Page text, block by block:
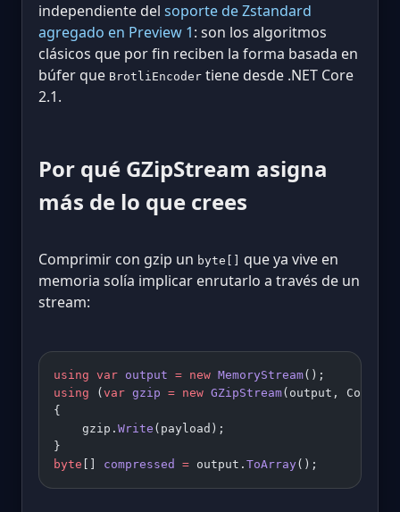
independiente del soporte de Zstandard
agregado en Preview 1: son los algoritmos
clásicos que por fin reciben la forma basada en
búfer que BrotliEncoder tiene desde .NET Core
2.1.
Por qué GZipStream asigna
más de lo que crees
Comprimir con gzip un byte[]
que ya vive en
memoria solía implicar enrutarlo a través de un
stream:
using var output = new MemoryStream();
using ( var gzip = new GZipStream(output,
{
    gzip.
Write (payload);
}
byte
compressed = output. ToArray();